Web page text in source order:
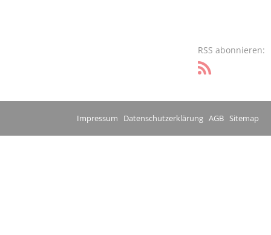
RSS abonnieren:
Impressum Datenschutzerklärung AGB Sitemap